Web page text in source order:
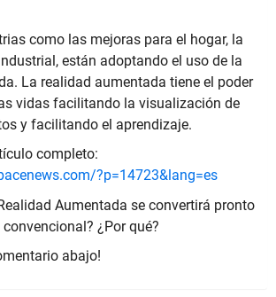
como las mejoras para el hogar, la
están adoptando el uso de la
La realidad aumentada tiene el poder
vidas facilitando la visualización de
y facilitando el aprendizaje.
completo:
?p=14723&lang=es
Aumentada se convertirá pronto
¿Por qué?
abajo!